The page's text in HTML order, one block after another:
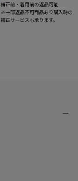
補正前・着用前の返品可能
※一部返品不可商品あり購入時の
補正サービスも承ります。